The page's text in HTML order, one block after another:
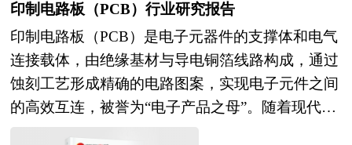
照明工具升级为智能家居入口。通过集成Wi-Fi、
蓝牙等通信模块，支持手机APP远程控制、语音助
手（如Siri、小爱同学）指令操作，甚至与传感器
联动实现“人来灯亮、人走灯灭”的自动调节。部分
高端产品还融入健康光技术，模拟自然光节律，在
白天提供高照度冷光提升专注力，夜晚切换为低照
印制电路板（PCB）行业研究报告
印制电路板（PCB）是电子元器件的支撑体和电气
连接载体，由绝缘基材与导电铜箔线路构成，通过
蚀刻工艺形成精确的电路图案，实现电子元件之间
的高效互连，被誉为“电子产品之母”。随着现代电